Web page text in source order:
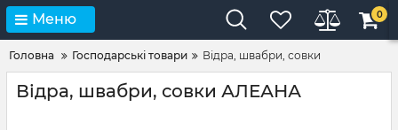
Меню 0
Головна Господарські товари Відра, швабри, совки
Відра, швабри, совки АЛЕАНА